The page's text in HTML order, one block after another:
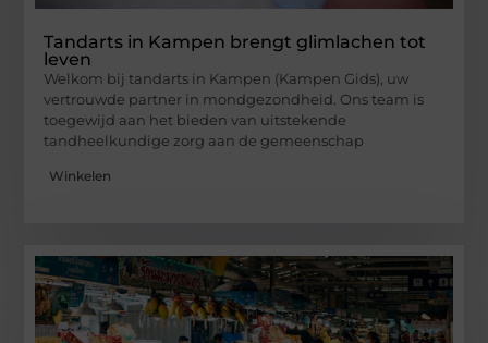
Tandarts in Kampen brengt glimlachen tot
leven
Welkom bij tandarts in Kampen (Kampen Gids), uw
vertrouwde partner in mondgezondheid. Ons team is
toegewijd aan het bieden van uitstekende
tandheelkundige zorg aan de gemeenschap
Winkelen